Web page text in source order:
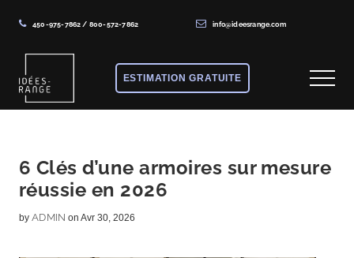
450-975-7862 / 800-572-7862 info@ideesrange.com
main
content
primary
sidebar
footer
rangement
sur
mesure
ESTIMATION GRATUITE Menu
6 Clés d’une armoires sur mesure
réussie en 2026
by ADMIN on Avr 30, 2026